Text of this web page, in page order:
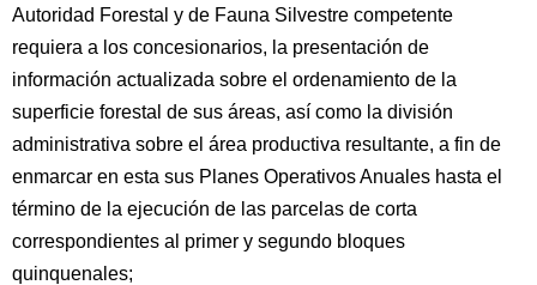
Autoridad Forestal y de Fauna Silvestre competente
requiera a los concesionarios, la presentación de
información actualizada sobre el ordenamiento de la
superficie forestal de sus áreas, así como la división
administrativa sobre el área productiva resultante, a fin de
enmarcar en esta sus Planes Operativos Anuales hasta el
término de la ejecución de las parcelas de corta
correspondientes al primer y segundo bloques
quinquenales;